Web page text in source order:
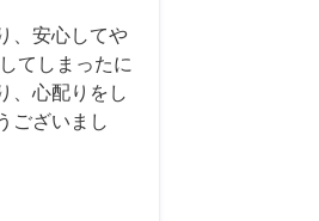
、安心してや
てしまったに
、心配りをし
ございまし